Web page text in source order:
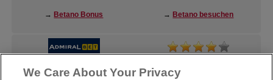
→ Betano Bonus → Betano besuchen
→AdmiralBet Bonus →AdmiralBet besuchen
We Care About Your Privacy